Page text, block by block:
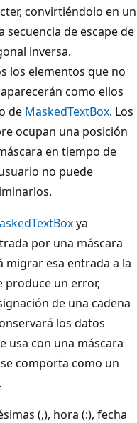
convirtiéndolo en un
secuencia de escape de
inversa.
los elementos que no
como ellos
de MaskedTextBox. Los
ocupan una posición
en tiempo de
no puede
ya
por una máscara
migrar esa entrada a la
produce un error,
de una cadena
los datos
usa con una máscara
se comporta como un
.
(,), hora (:), fecha